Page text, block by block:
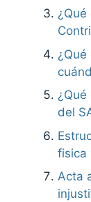
¿Qué
del
fisica
Acta